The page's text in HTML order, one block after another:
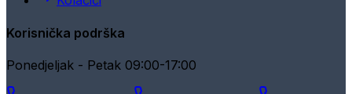
Korisnička podrška
Ponedjeljak - Petak 09:00-17:00